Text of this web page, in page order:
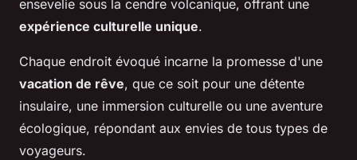
ensevelie sous la cendre volcanique, offrant une
expérience culturelle unique.
Chaque endroit évoqué incarne la promesse d'une
vacation de rêve, que ce soit pour une détente
insulaire, une immersion culturelle ou une aventure
écologique, répondant aux envies de tous types de
voyageurs.